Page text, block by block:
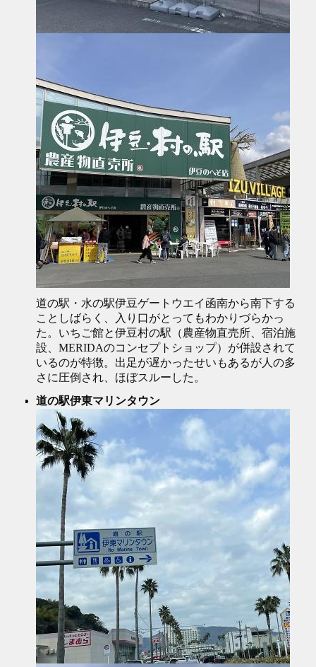
道の駅・水の駅伊豆ゲートウエイ函南から南下する
ことしばらく、入り口がとってもわかりづらかっ
た。いちご館と伊豆村の駅（農産物直売所、宿泊施
設、MERIDAのコンセプトショップ）が併設されて
いるのが特徴。出足が遅かったせいもあるが人の多
さに圧倒され、ほぼスルーした。
道の駅伊東マリンタウン